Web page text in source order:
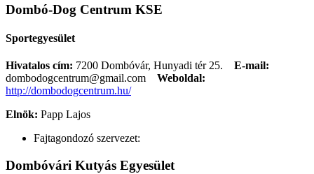
Dombó-Dog Centrum KSE
Sportegyesület
Hivatalos cím: 7200 Dombóvár, Hunyadi tér 25. E-mail:
dombodogcentrum@gmail.com
Weboldal:
http://dombodogcentrum.hu/
Elnök: Papp Lajos
Fajtagondozó szervezet:
Dombóvári Kutyás Egyesület